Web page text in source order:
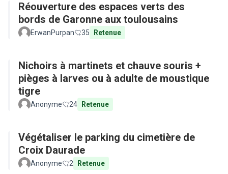
Réouverture des espaces verts des
bords de Garonne aux toulousains
ErwanPurpan 35 Retenue
Nichoirs à martinets et chauve souris +
pièges à larves ou à adulte de moustique
tigre
Anonyme 24 Retenue
Végétaliser le parking du cimetière de
Croix Daurade
Anonyme 2 Retenue